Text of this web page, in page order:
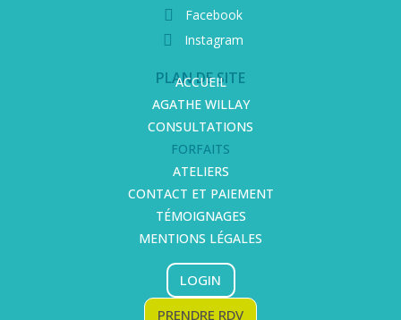
Facebook
Instagram
PLAN DE SITE
ACCUEIL
AGATHE WILLAY
CONSULTATIONS
FORFAITS
ATELIERS
CONTACT ET PAIEMENT
TÉMOIGNAGES
MENTIONS LÉGALES
LOGIN
PRENDRE RDV